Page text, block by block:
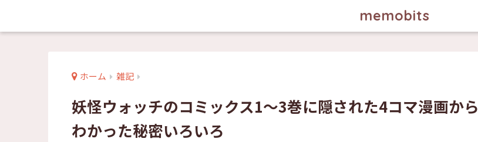
memobits
ホーム 雑記
妖怪ウォッチのコミックス1〜3巻に隠された4コマ漫画から
わかった秘密いろいろ